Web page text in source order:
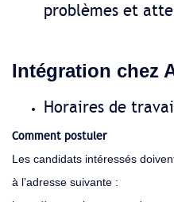
problèmes et
Intégration chez
Horaires de
Comment postuler
Les candidats intéressés
à l’adresse suivante :